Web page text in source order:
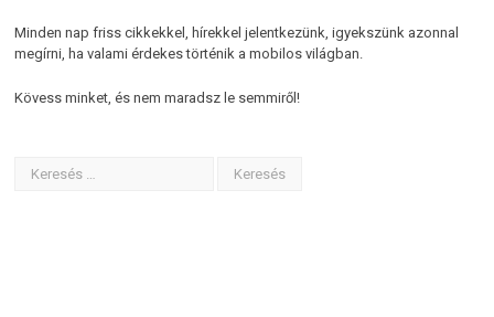
Minden nap friss cikkekkel, hírekkel jelentkezünk, igyekszünk azonnal
megírni, ha valami érdekes történik a mobilos világban.
Kövess minket, és nem maradsz le semmiről!